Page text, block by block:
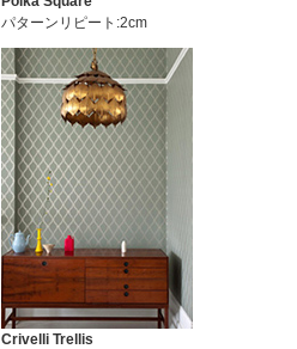
パターンリピート:2cm
Crivelli Trellis